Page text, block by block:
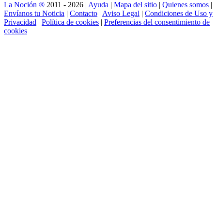
La Noción ® 2011 - 2026 | Ayuda | Mapa del sitio | Quienes somos |
Envíanos tu Noticia | Contacto | Aviso Legal | Condiciones de Uso y
Privacidad | Política de cookies | Preferencias del consentimiento de
cookies